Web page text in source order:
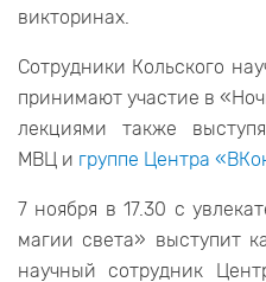
викторинах.
Сотрудники Кольского
принимают участие в
лекциями также
МВЦ и группе Центра
7 ноября в 17.30 с
магии света» выступит
научный сотрудник